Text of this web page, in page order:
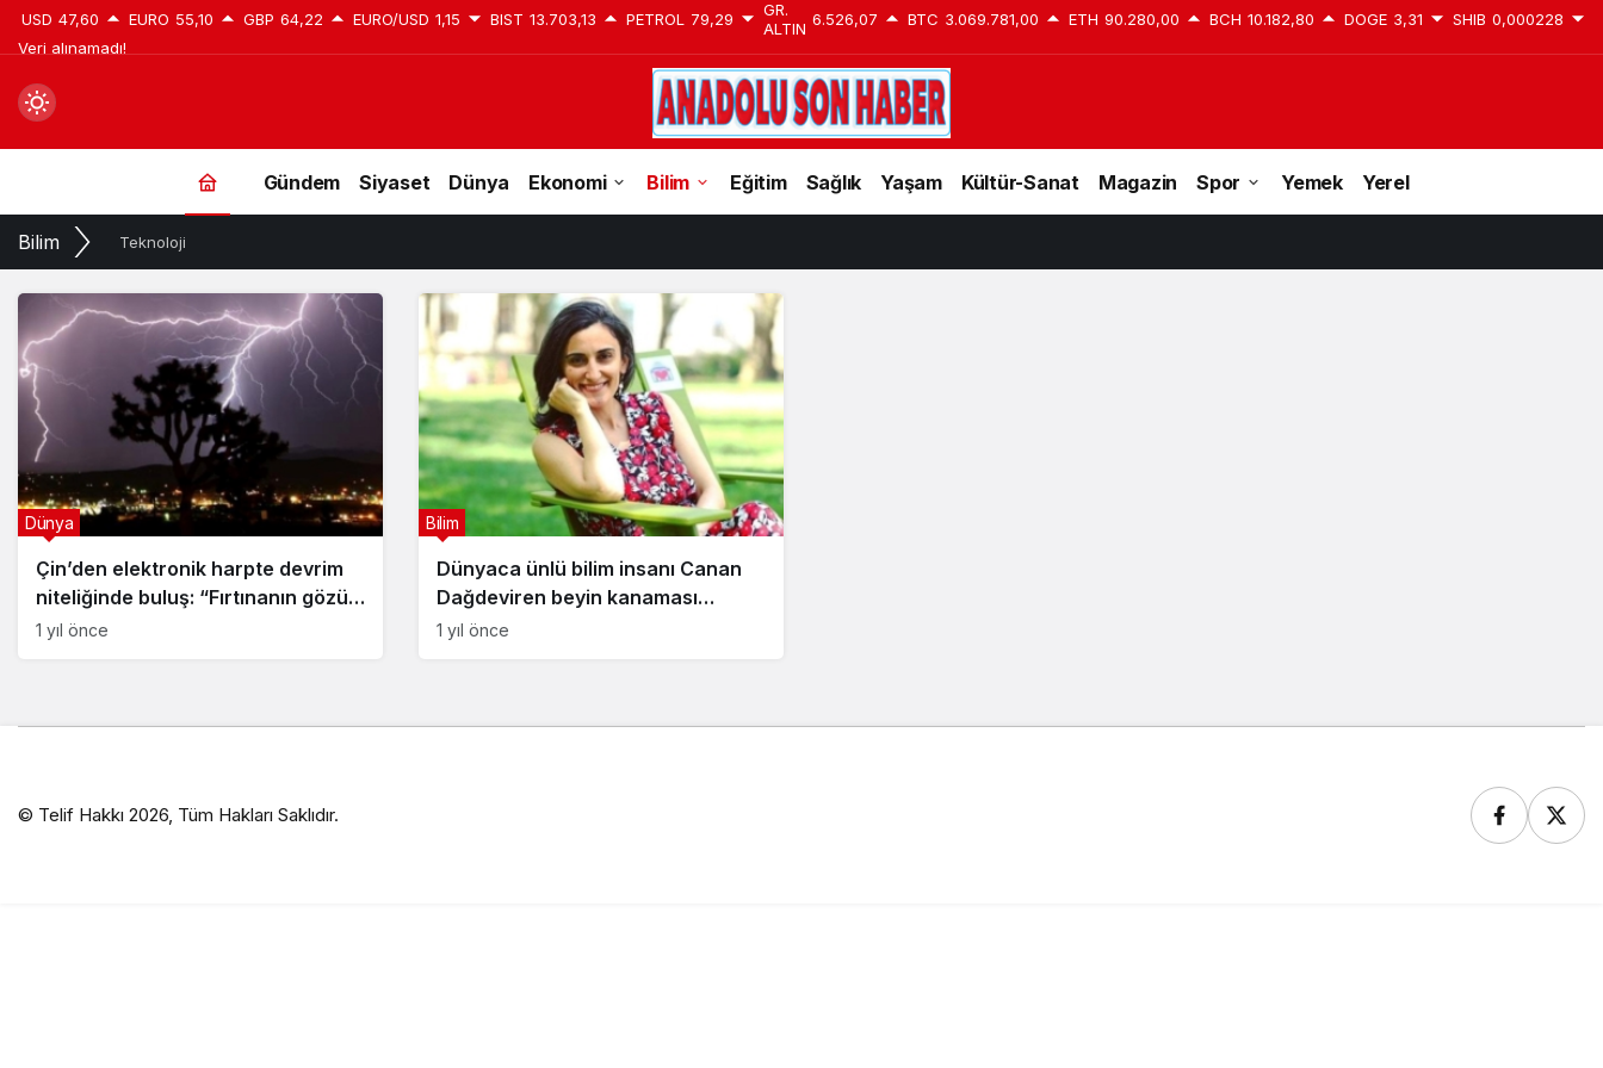
USD 47,60 EURO 55,10 GBP 64,22 EURO/USD 1,15 BIST 13.703,13 PETROL 79,29
GR.
ALTIN 6.526,07 BTC 3.069.781,00 ETH 90.280,00 BCH 10.182,80 DOGE 3,31 SHIB 0,000228
Veri alınamadı!
Mod
Bilim
Haberleri
Gündem Siyaset Dünya Ekonomi Bilim Eğitim Sağlık Yaşam Kültür-Sanat Magazin Spor Yemek Yerel
Bilim Teknoloji
Çin’den elektronik harpte devrim
niteliğinde buluş: “Fırtınanın gözü”
nasıl çalışıyor?
Dünya
1 yıl önce
Dünyaca ünlü bilim insanı Canan
Dağdeviren beyin kanaması
geçirdi
Bilim
1 yıl önce
© Telif Hakkı 2026, Tüm Hakları Saklıdır.